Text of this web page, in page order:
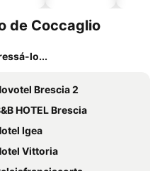
de Coccaglio
lo...
Brescia 2
HOTEL Brescia
Igea
Vittoria